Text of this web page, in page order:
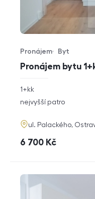
Pronájem bytu
Typ nabídky
Pronájem
Typ nemovitosti
Byt
rozměry
dispozice
1+kk
funkce
nejvyšší patro
adresa
ul. Palackého,
cena
6 700 Kč